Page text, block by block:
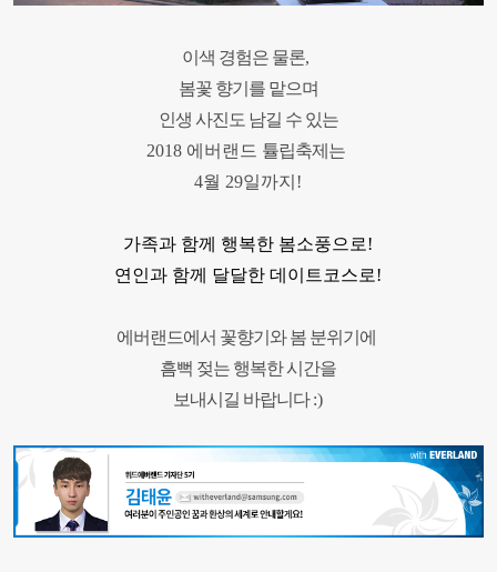
이색 경험은 물론,
봄꽃 향기를 맡으며
인생 사진도 남길 수 있는
2018 에버랜드 튤립축제는
4월 29일까지!
가족과 함께 행복한 봄소풍으로!
연인과 함께 달달한 데이트코스로!
에버랜드에서 꽃향기와 봄 분위기에
흠뻑 젖는 행복한 시간을
보내시길 바랍니다:)